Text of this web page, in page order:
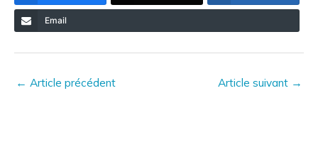
Email
← Article précédent Article suivant →